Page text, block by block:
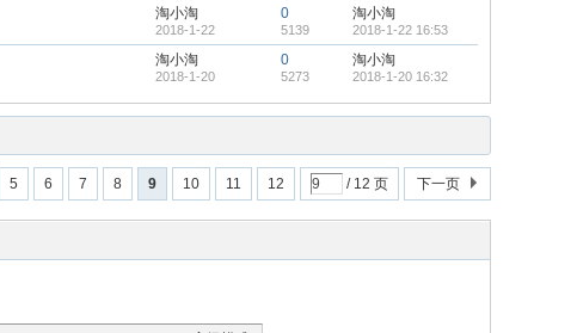
淘小淘
2018-1-22
0
5139
淘小淘
2018-1-22 16:53
淘小淘
2018-1-20
0
5273
淘小淘
2018-1-20 16:32
5 6 7 8 9 10 11 12 / 12 页 下一页